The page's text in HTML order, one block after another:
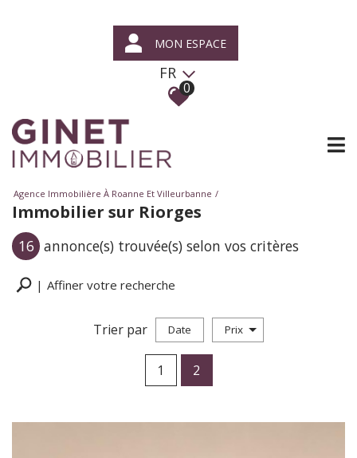
MON ESPACE
FR
0
Agence Immobilière À Roanne Et Villeurbanne
Immobilier sur Riorges
16 annonce(s) trouvée(s) selon vos critères
Affiner votre recherche
Trier par Date Prix
1 2